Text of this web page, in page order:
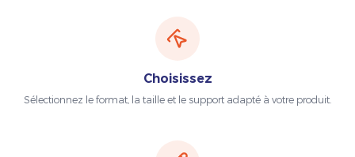
Choisissez
Sélectionnez le format, la taille et le support adapté à votre produit.